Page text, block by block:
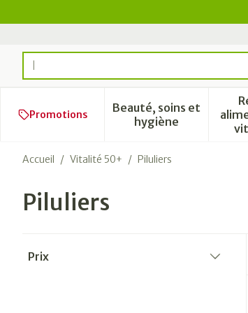
Rechercher
Promotions
Beauté, soins et
hygièneAfficher le sous-
Accueil / Vitalité 50+ / Piluliers
Piluliers
Prix